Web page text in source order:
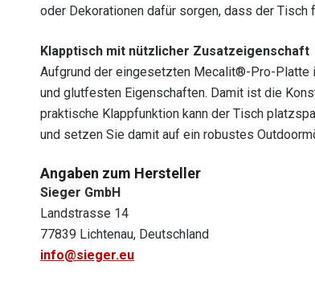
oder Dekorationen dafür sorgen, dass der Tisch
Klapptisch mit nützlicher Zusatzeigenschaft
Aufgrund der eingesetzten Mecalit®-Pro-Platte
und glutfesten Eigenschaften. Damit ist die
praktische Klappfunktion kann der Tisch
und setzen Sie damit auf ein robustes
Angaben zum Hersteller
Sieger GmbH
Landstrasse 14
77839 Lichtenau, Deutschland
info@sieger.eu